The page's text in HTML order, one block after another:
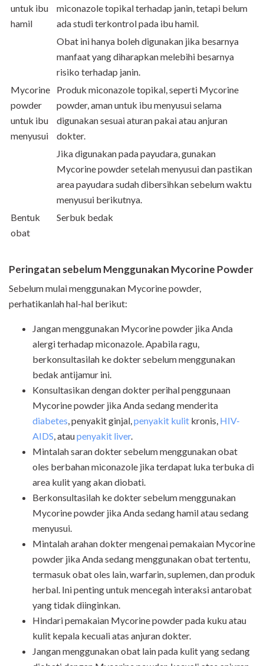
untuk ibu
hamil
miconazole topikal terhadap janin, tetapi belum
ada studi terkontrol pada ibu hamil.
Obat ini hanya boleh digunakan jika besarnya
manfaat yang diharapkan melebihi besarnya
risiko terhadap janin.
Mycorine
powder
untuk ibu
menyusui
Produk miconazole topikal, seperti Mycorine
powder, aman untuk ibu menyusui selama
digunakan sesuai aturan pakai atau anjuran
dokter.
Jika digunakan pada payudara, gunakan
Mycorine powder setelah menyusui dan pastikan
area payudara sudah dibersihkan sebelum waktu
menyusui berikutnya.
Bentuk
obat
Serbuk bedak
Peringatan sebelum Menggunakan Mycorine Powder
Sebelum mulai menggunakan Mycorine powder,
perhatikanlah hal-hal berikut:
Jangan menggunakan Mycorine powder jika Anda
alergi terhadap miconazole. Apabila ragu,
berkonsultasilah ke dokter sebelum menggunakan
bedak antijamur ini.
Konsultasikan dengan dokter perihal penggunaan
Mycorine powder jika Anda sedang menderita
diabetes, penyakit ginjal,penyakit kulit kronis, HIV-
AIDS, ataupenyakit liver.
Mintalah saran dokter sebelum menggunakan obat
oles berbahan miconazole jika terdapat luka terbuka di
area kulit yang akan diobati.
Berkonsultasilah ke dokter sebelum menggunakan
Mycorine powder jika Anda sedang hamil atau sedang
menyusui.
Mintalah arahan dokter mengenai pemakaian Mycorine
powder jika Anda sedang menggunakan obat tertentu,
termasuk obat oles lain, warfarin, suplemen, dan produk
herbal. Ini penting untuk mencegah interaksi antarobat
yang tidak diinginkan.
Hindari pemakaian Mycorine powder pada kuku atau
kulit kepala kecuali atas anjuran dokter.
Jangan menggunakan obat lain pada kulit yang sedang